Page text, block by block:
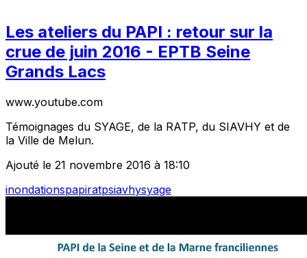
Les ateliers du PAPI : retour sur la
crue de juin 2016 - EPTB Seine
Grands Lacs
www.youtube.com
Témoignages du SYAGE, de la RATP, du SIAVHY et de
la Ville de Melun.
Ajouté le 21 novembre 2016 à 18:10
inondationspapiratpsiavhysyage